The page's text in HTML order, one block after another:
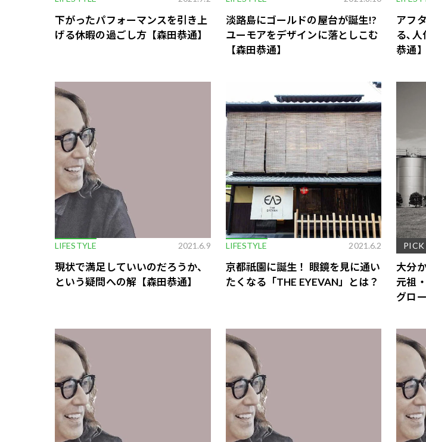
下がったパフォーマンスを引き上
げる休暇の過ごし方【森田恭通】
淡路島にゴールドの屋台が誕生!?
ユーモアをデザインに落としこむ
【森田恭通】
アフ
る､人
恭通】
LIFESTYLE 2021.6.9
現状で満足していいのだろうか、
という疑問への解【森田恭通】
LIFESTYLE 2021.6.2
京都祇園に誕生！ 眼鏡を見に通い
たくなる「THE EYEVAN」とは？
PICK
大分
元祖
グロ
歌舞
前列